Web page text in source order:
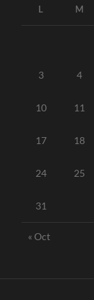
L M
3 4
10 11
17 18
24 25
31
« Oct